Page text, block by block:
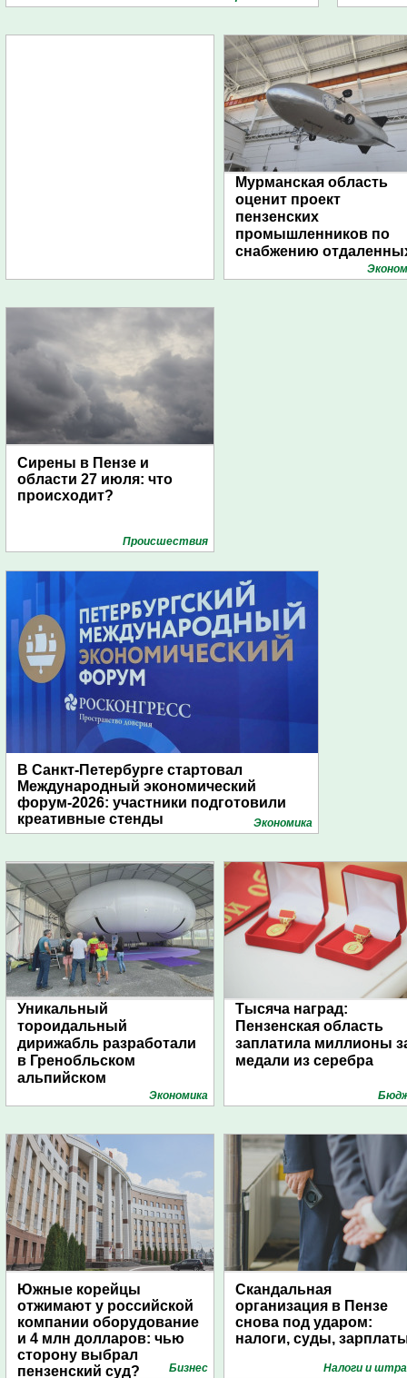
Мурманская область
оценит проект
пензенских
промышленников по
снабжению
поселений с помощью
Сирены в Пензе и
области 27 июля: что
происходит?
Проиcшествия
В Санкт-Петербурге стартовал
Международный экономический
форум-2026: участники подготовили
креативные стенды
Экономика
Уникальный
тороидальный
дирижабль разработали
в Гренобльском
альпийском
Экономика
Тысяча наград:
Пензенская область
заплатила миллионы
медали из серебра
Южные корейцы
отжимают у российской
компании оборудование
и 4 млн долларов: чью
сторону выбрал
пензенский суд?
Бизнес
Скандальная
организация в Пензе
снова под ударом:
налоги, суды,
Налоги и